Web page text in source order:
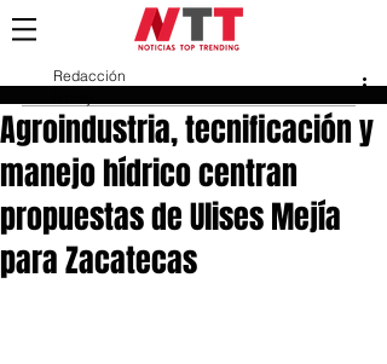
Agroindustria, tecnificación y
manejo hídrico centran
propuestas de Ulises Mejía
para Zacatecas
Redacción